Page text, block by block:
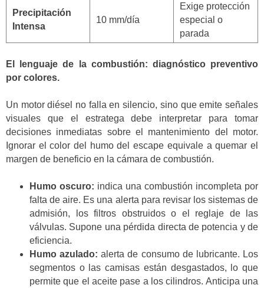
Precipitación
Intensa
10 mm/día
Exige protección
especial o
parada
El lenguaje de la combustión: diagnóstico preventivo
por colores.
Un motor diésel no falla en silencio, sino que emite señales
visuales que el estratega debe interpretar para tomar
decisiones inmediatas sobre el mantenimiento del motor.
Ignorar el color del humo del escape equivale a quemar el
margen de beneficio en la cámara de combustión.
Humo oscuro: indica una combustión incompleta por
falta de aire. Es una alerta para revisar los sistemas de
admisión, los filtros obstruidos o el reglaje de las
válvulas. Supone una pérdida directa de potencia y de
eficiencia.
Humo azulado: alerta de consumo de lubricante. Los
segmentos o las camisas están desgastados, lo que
permite que el aceite pase a los cilindros. Anticipa una